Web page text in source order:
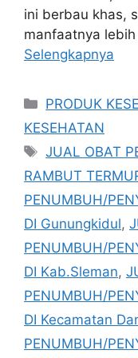
ini berbau khas,
manfaatnya lebih
Selengkapnya
Kategori
PRODUK
KESEHATAN
Tag
JUAL OBAT
RAMBUT
PENUMBUH/
DI Gunungkidul,
PENUMBUH/
DI Kab.Sleman,
PENUMBUH/
DI Kecamatan
PENUMBUH/